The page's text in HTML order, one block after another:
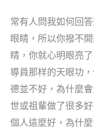
常有人問我如何回
眼睛，所以你撥不
睛，你就心明眼亮
導員那样的天眼功
德並不好，為什麼
世或祖輩做了很多
個人這麼好，為什